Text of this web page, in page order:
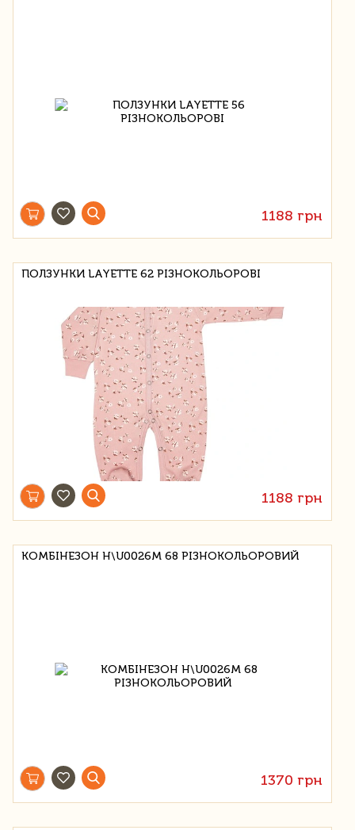
1188 грн
ПОЛЗУНКИ LAYETTE 62 РІЗНОКОЛЬОРОВІ
1188 грн
КОМБІНЕЗОН H\U0026M 68 РІЗНОКОЛЬОРОВИЙ
1370 грн